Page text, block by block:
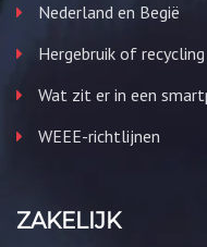
Nederland en Begië
Hergebruik of recycling
Wat zit er in een
WEEE-richtlijnen
ZAKELIJK